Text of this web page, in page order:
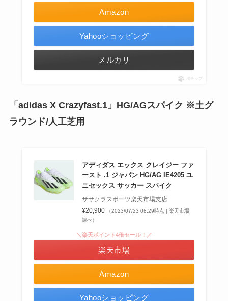
Amazon
Yahooショッピング
メルカリ
ポチップ
「adidas X Crazyfast.1」HG/AGスパイク ※土グ
ラウンド/人工芝用
アディダス エックス クレイジー ファ
ースト .1 ジャパン HG/AG IE4205 ユ
ニセックス サッカー スパイク
ササクラスポーツ楽天市場支店
¥20,900
（2023/07/23 08:29時点 | 楽天市場
調べ）
Amazon
＼楽天ポイント4倍セール！／
楽天市場
Yahooショッピング